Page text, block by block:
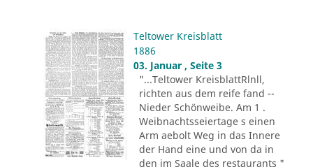
Teltower Kreisblatt
1886
03. Januar , Seite 3
"...Teltower KreisblattRlnll,
richten aus dem reife fand --
Nieder Schönweibe. Am 1 .
Weibnachtsseiertage s einen
Arm aebolt Weg in das Innere
der Hand eine und von da in
den im Saale des restaurants "